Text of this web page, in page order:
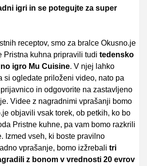
igri in se potegujte za super
receptov, smo za bralce Okusno.je
Pristna kuhna pripravili tudi tedensko
igro Mu Cuisine. V njej lahko
si ogledate priloženi video, nato pa
in odgovorite na zastavljeno
Videe z nagradnimi vprašanji bomo
objavili vsak torek, ob petkih, ko bo
Pristne kuhne, pa vam bomo razkrili
Izmed vseh, ki boste pravilno
vprašanje, bomo izžrebali tri
z bonom v vrednosti 20 evrov